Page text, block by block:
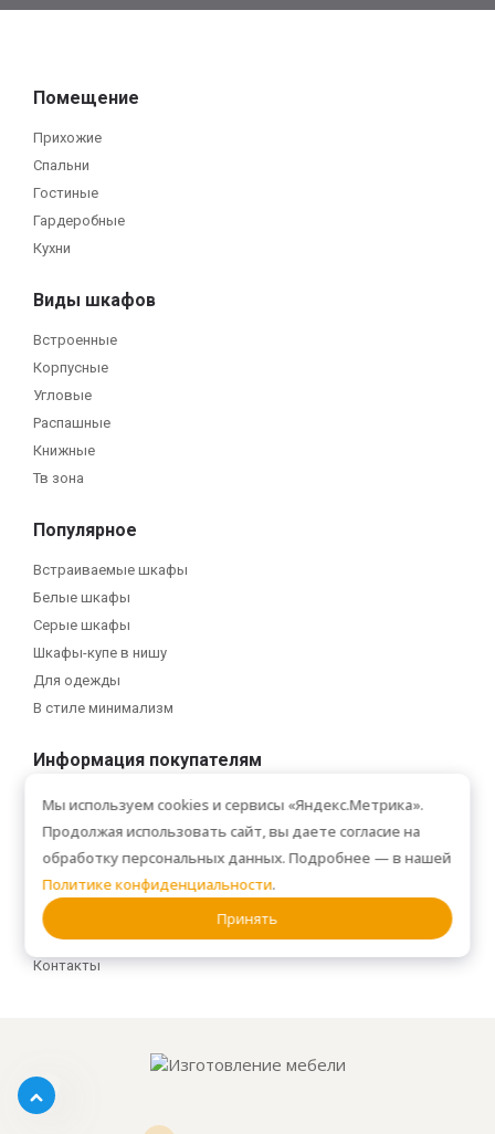
Помещение
Прихожие
Спальни
Гостиные
Гардеробные
Кухни
Виды шкафов
Встроенные
Корпусные
Угловые
Распашные
Книжные
Тв зона
Популярное
Встраиваемые шкафы
Белые шкафы
Серые шкафы
Шкафы-купе в нишу
Для одежды
В стиле минимализм
Информация покупателям
Услуги
Доставка и сборка
Рассрочка
Галерея
Статьи
Сертификаты
Контакты
Мы используем cookies и сервисы «Яндекс.Метрика».
Продолжая использовать сайт, вы даете согласие на
обработку персональных данных. Подробнее — в нашей
Политике конфиденциальности.
Принять